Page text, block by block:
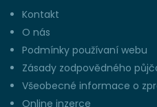
Kontakt
O nás
Podmínky používaní webu
Zásady zodpovědného
Všeobecné informace o
Online inzerce